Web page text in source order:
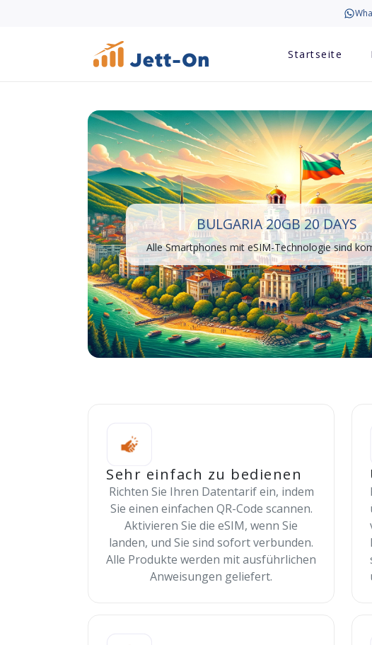
Startseite
BULGARIA 20GB 20 DAYS
Alle Smartphones mit eSIM-Technologie sind
Sehr einfach zu bedienen
Richten Sie Ihren Datentarif ein, indem
Sie einen einfachen QR-Code scannen.
Aktivieren Sie die eSIM, wenn Sie
landen, und Sie sind sofort verbunden.
Alle Produkte werden mit ausführlichen
Anweisungen geliefert.